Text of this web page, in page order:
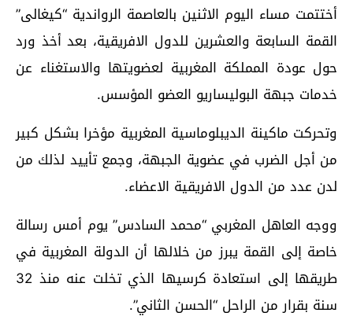
أختتمت مساء اليوم الاثنين بالعاصمة الرواندية “كيغالى”
القمة السابعة والعشرين للدول الافريقية، بعد أخذ ورد
حول عودة المملكة المغربية لعضويتها والاستغناء عن
خدمات جبهة البوليساريو العضو المؤسس.
وتحركت ماكينة الديبلوماسية المغربية مؤخرا بشكل كبير
من أجل الضرب في عضوية الجبهة، وجمع تأييد لذلك من
لدن عدد من الدول الافريقية الاعضاء.
ووجه العاهل المغربي “محمد السادس” يوم أمس رسالة
خاصة إلى القمة يبرز من خلالها أن الدولة المغربية في
طريقها إلى استعادة كرسيها الذي تخلت عنه منذ 32
سنة بقرار من الراحل “الحسن الثاني”.